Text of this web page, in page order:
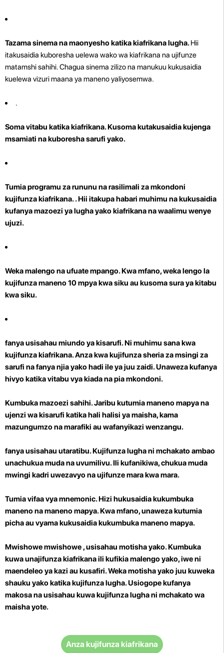
Tazama sinema na maonyesho katika kiafrikana lugha.Hii
itakusaidia kuboresha uelewa wako wa kiafrikana na ujifunze
matamshi sahihi. Chagua sinema zilizo na manukuu kukusaidia
kuelewa vizuri maana ya maneno yaliyosemwa.
.
Soma vitabu katika kiafrikana. Kusoma kutakusaidia kujenga
msamiati na kuboresha sarufi yako.
Tumia programu za rununu na rasilimali za mkondoni
kujifunza kiafrikana.. Hii itakupa habari muhimu na kukusaidia
kufanya mazoezi ya lugha yako kiafrikana na waalimu wenye
ujuzi.
Weka malengo na ufuate mpango. Kwa mfano, weka lengo la
kujifunza maneno 10 mpya kwa siku au kusoma sura ya kitabu
kwa siku.
fanya usisahau miundo ya kisarufi.Ni muhimu sana kwa
kujifunza kiafrikana. Anza kwa kujifunza sheria za msingi za
sarufi na fanya njia yako hadi ile ya juu zaidi. Unaweza kufanya
hivyo katika vitabu vya kiada na pia mkondoni.
Kumbuka mazoezi sahihi. Jaribu kutumia maneno mapya na
ujenzi wa kisarufi katika hali halisi ya maisha, kama
mazungumzo na marafiki au wafanyikazi wenzangu.
fanya usisahau utaratibu.Kujifunza lugha ni mchakato ambao
unachukua muda na uvumilivu. Ili kufanikiwa, chukua muda
mwingi kadri uwezavyo na ujifunze mara kwa mara.
Tumia vifaa vya mnemonic.Hizi hukusaidia kukumbuka
maneno na maneno mapya. Kwa mfano, unaweza kutumia
picha au vyama kukusaidia kukumbuka maneno mapya.
Mwishowe mwishowe , usisahau motisha yako.Kumbuka
kuwa unajifunza kiafrikana ili kufikia malengo yako, iwe ni
maendeleo ya kazi au kusafiri. Weka motisha yako juu kuweka
shauku yako katika kujifunza lugha. Usiogope kufanya
makosa na usisahau kuwa kujifunza lugha ni mchakato wa
maisha yote.
Anza kujifunza kiafrikana